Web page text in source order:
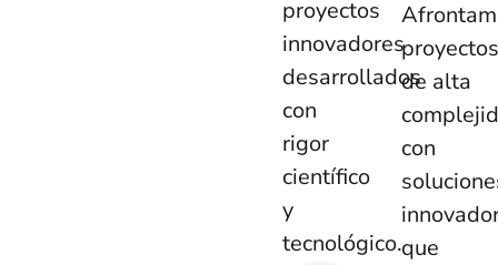
proyectos
innovadores
desarrollados
con
rigor
científico
y
tecnológico.
de alta
con
que